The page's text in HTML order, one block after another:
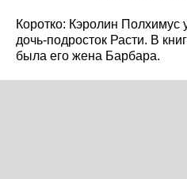
Коротко: Кэролин
дочь-подросток Расти. В
была его жена Барбара.